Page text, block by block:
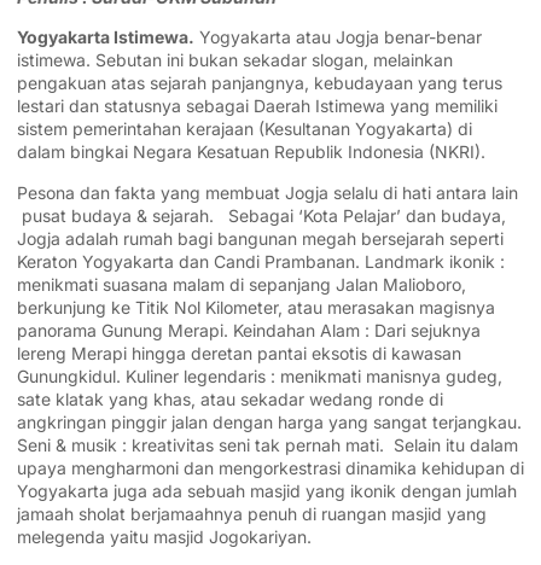
Yogyakarta Istimewa. Yogyakarta atau Jogja benar-benar
istimewa. Sebutan ini bukan sekadar slogan, melainkan
pengakuan atas sejarah panjangnya, kebudayaan yang terus
lestari dan statusnya sebagai Daerah Istimewa yang memiliki
sistem pemerintahan kerajaan (Kesultanan Yogyakarta) di
dalam bingkai Negara Kesatuan Republik Indonesia (NKRI).
Pesona dan fakta yang membuat Jogja selalu di hati antara lain
pusat budaya & sejarah. Sebagai ‘Kota Pelajar’ dan budaya,
Jogja adalah rumah bagi bangunan megah bersejarah seperti
Keraton Yogyakarta dan Candi Prambanan. Landmark ikonik :
menikmati suasana malam di sepanjang Jalan Malioboro,
berkunjung ke Titik Nol Kilometer, atau merasakan magisnya
panorama Gunung Merapi. Keindahan Alam : Dari sejuknya
lereng Merapi hingga deretan pantai eksotis di kawasan
Gunungkidul. Kuliner legendaris : menikmati manisnya gudeg,
sate klatak yang khas, atau sekadar wedang ronde di
angkringan pinggir jalan dengan harga yang sangat terjangkau.
Seni & musik : kreativitas seni tak pernah mati. Selain itu dalam
upaya mengharmoni dan mengorkestrasi dinamika kehidupan di
Yogyakarta juga ada sebuah masjid yang ikonik dengan jumlah
jamaah sholat berjamaahnya penuh di ruangan masjid yang
melegenda yaitu masjid Jogokariyan.